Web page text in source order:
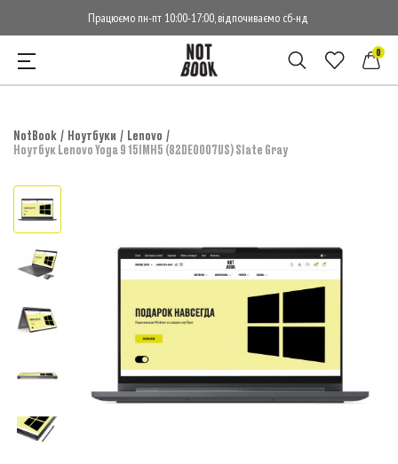
Працюємо пн-пт 10:00-17:00, відпочиваємо сб-нд
0
NotBook Ноутбуки
Lenovo
Ноутбук Lenovo Yoga 9 15IMH5 (82DE0007US) Slate Gray